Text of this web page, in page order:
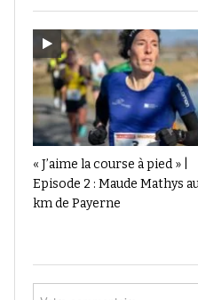
« J’aime la course à pied » |
Episode 2 : Maude Mathys
km de Payerne